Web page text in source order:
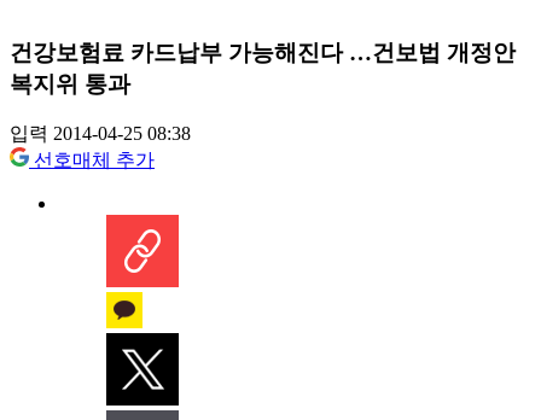
건강보험료 카드납부 가능해진다 …건보법 개정안
복지위 통과
입력 2014-04-25 08:38
선호매체 추가